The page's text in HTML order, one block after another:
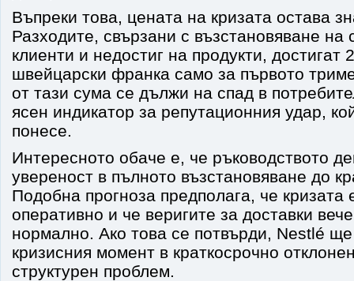
Въпреки това, цената на кризата остава
Разходите, свързани с възстановяване на
клиенти и недостиг на продукти, достигат
швейцарски франка само за първото
от тази сума се дължи на спад в
ясен индикатор за репутационния удар,
понесе.
Интересното обаче е, че ръководството
увереност в пълното възстановяване до
Подобна прогноза предполага, че кризата
оперативно и че веригите за доставки
нормално. Ако това се потвърди, Nestlé
кризисния момент в краткосрочно
структурен проблем.